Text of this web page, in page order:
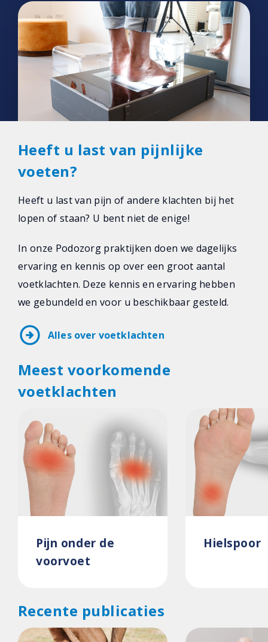
Heeft u last van pijnlijke
voeten?
Heeft u last van pijn of andere klachten bij het
lopen of staan? U bent niet de enige!
In onze Podozorg praktijken doen we dagelijks
ervaring en kennis op over een groot aantal
voetklachten. Deze kennis en ervaring hebben
we gebundeld en voor u beschikbaar gesteld.
arrow_circle_right Alles over voetklachten
Meest voorkomende
voetklachten
Pijn onder de
voorvoet
Hielspoor
Recente publicaties